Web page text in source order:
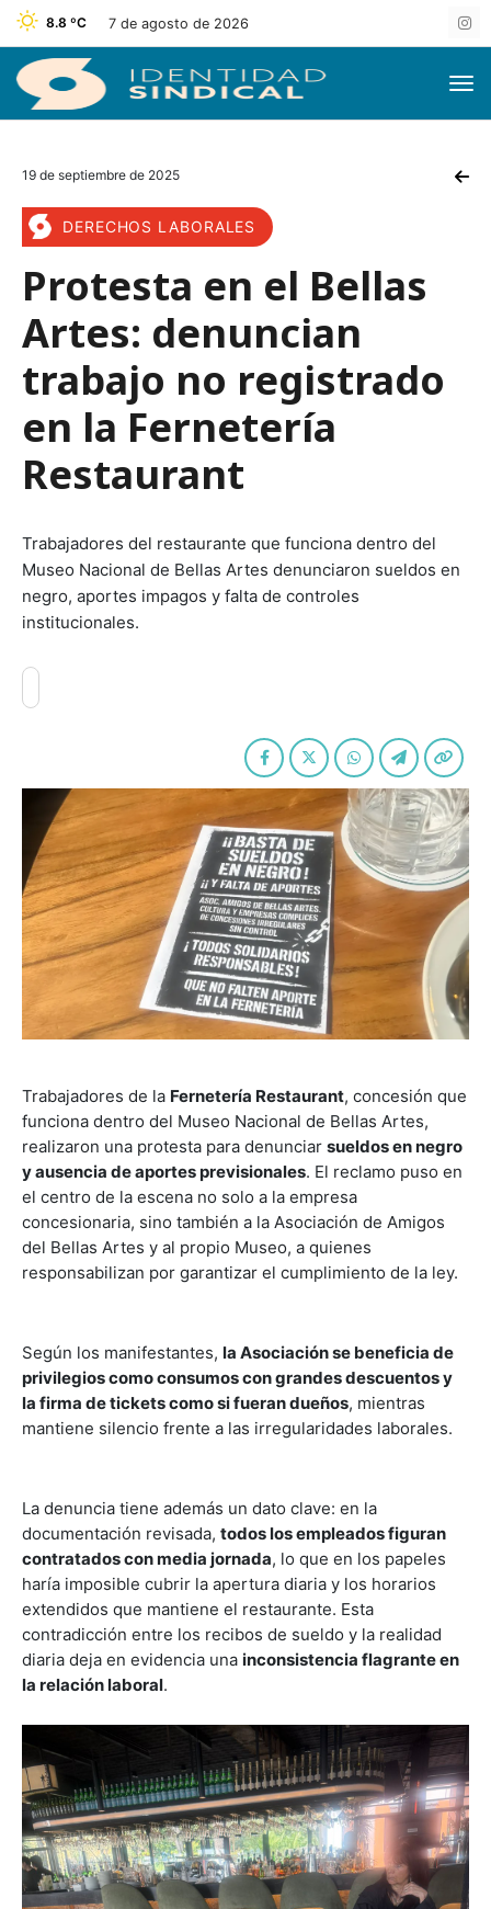
8.8 ºC 7 de agosto de 2026
19 de septiembre de 2025
DERECHOS LABORALES
Protesta en el Bellas
Artes: denuncian
trabajo no registrado
en la Fernetería
Restaurant
Trabajadores del restaurante que funciona dentro del
Museo Nacional de Bellas Artes denunciaron sueldos en
negro, aportes impagos y falta de controles
institucionales.
Trabajadores de la Fernetería Restaurant, concesión que
funciona dentro del Museo Nacional de Bellas Artes,
realizaron una protesta para denunciar sueldos en negro
y ausencia de aportes previsionales. El reclamo puso en
el centro de la escena no solo a la empresa
concesionaria, sino también a la Asociación de Amigos
del Bellas Artes y al propio Museo, a quienes
responsabilizan por garantizar el cumplimiento de la ley.
Según los manifestantes, la Asociación se beneficia de
privilegios como consumos con grandes descuentos y
la firma de tickets como si fueran dueños, mientras
mantiene silencio frente a las irregularidades laborales.
La denuncia tiene además un dato clave: en la
documentación revisada, todos los empleados figuran
contratados con media jornada, lo que en los papeles
haría imposible cubrir la apertura diaria y los horarios
extendidos que mantiene el restaurante. Esta
contradicción entre los recibos de sueldo y la realidad
diaria deja en evidencia una inconsistencia flagrante en
la relación laboral.